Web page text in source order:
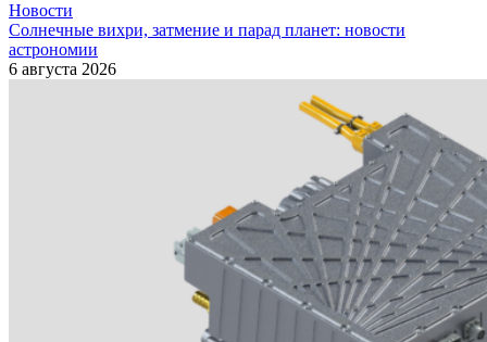
Новости
Солнечные вихри, затмение и парад планет: новости
астрономии
6 августа 2026